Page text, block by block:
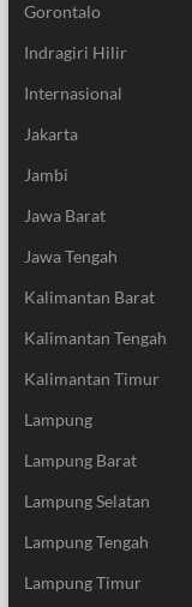
Gorontalo
Indragiri Hilir
Internasional
Jakarta
Jambi
Jawa Barat
Jawa Tengah
Kalimantan Barat
Kalimantan Tengah
Kalimantan Timur
Lampung
Lampung Barat
Lampung Selatan
Lampung Tengah
Lampung Timur